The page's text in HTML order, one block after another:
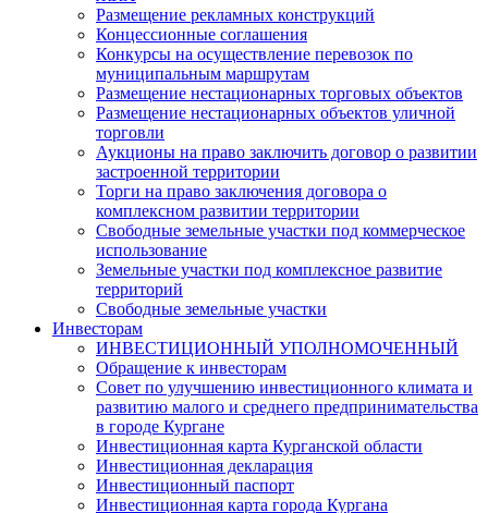
Размещение рекламных конструкций
Концессионные соглашения
Конкурсы на осуществление перевозок по
муниципальным маршрутам
Размещение нестационарных торговых объектов
Размещение нестационарных объектов уличной
торговли
Аукционы на право заключить договор о развитии
застроенной территории
Торги на право заключения договора о
комплексном развитии территории
Свободные земельные участки под коммерческое
использование
Земельные участки под комплексное развитие
территорий
Свободные земельные участки
Инвесторам
ИНВЕСТИЦИОННЫЙ УПОЛНОМОЧЕННЫЙ
Обращение к инвесторам
Совет по улучшению инвестиционного климата и
развитию малого и среднего предпринимательства
в городе Кургане
Инвестиционная карта Курганской области
Инвестиционная декларация
Инвестиционный паспорт
Инвестиционная карта города Кургана